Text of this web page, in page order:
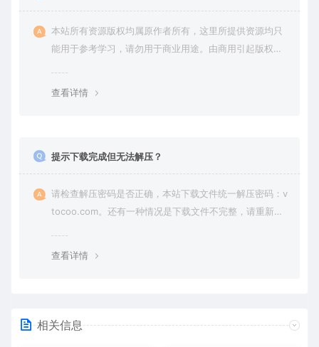
本站所有资源版权均属原作者所有，这里所提供资源均只
能用于参考学习，请勿用于商业用途。由商用引起版权纠
查看详情
提示下载完成但无法解压？
请检查解压密码是否正确，本站下载文件统一解压密码：v
tocoo.com。还有一种情况是下载文件不完整，请重新下
查看详情
相关信息